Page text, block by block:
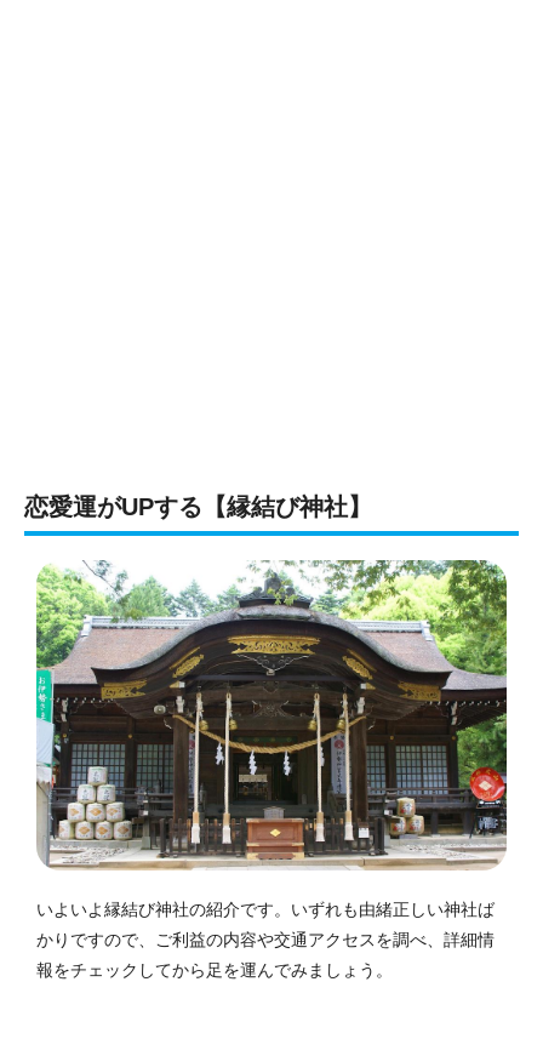
恋愛運がUPする【縁結び神社】
いよいよ縁結び神社の紹介です。いずれも由緒正しい神社ば
かりですので、ご利益の内容や交通アクセスを調べ、詳細情
報をチェックしてから足を運んでみましょう。